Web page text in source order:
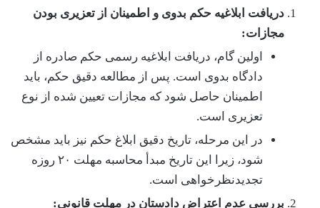
دریافت ابلاغیه حکم بدوی و اطمینان از تعزیری بودن
مجازات:
اولین گام، دریافت ابلاغیه رسمی حکم صادره از
دادگاه بدوی است. پس از مطالعه دقیق حکم، باید
اطمینان حاصل شود که مجازات تعیین شده از نوع
تعزیری است.
در این مرحله، تاریخ دقیق ابلاغ حکم نیز باید مشخص
شود، زیرا این تاریخ مبدأ محاسبه مهلت ۲۰ روزه
تجدیدنظرخواهی است.
بررسی عدم اعتراض دادستان در مهلت قانونی: